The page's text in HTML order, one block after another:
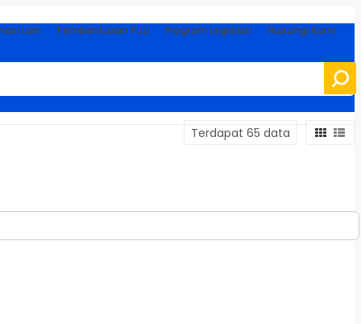
Lain Pembentukan PUU Program Legislasi Hubungi Kami
Terdapat 65 data